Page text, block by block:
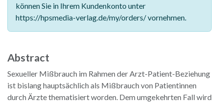
können Sie in Ihrem Kundenkonto unter
https://hpsmedia-verlag.de/my/orders/ vornehmen.
Abstract
Sexueller Mißbrauch im Rahmen der Arzt-Patient-Beziehung
ist bislang hauptsächlich als Mißbrauch von Patientinnen
durch Ärzte thematisiert worden. Dem umgekehrten Fall wird